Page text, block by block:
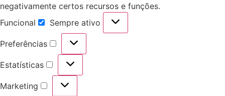
negativamente certos recursos e funções.
Funcional
Funcional
Sempre ativo
Preferências
Preferências
Estatísticas
Estatísticas
Marketing
Marketing